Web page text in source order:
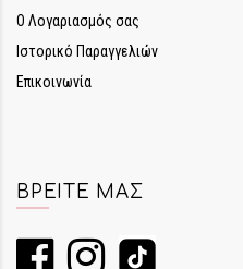
Ο Λογαριασμός σας
Ιστορικό Παραγγελιών
Επικοινωνία
ΒΡΕΊΤΕ ΜΑΣ